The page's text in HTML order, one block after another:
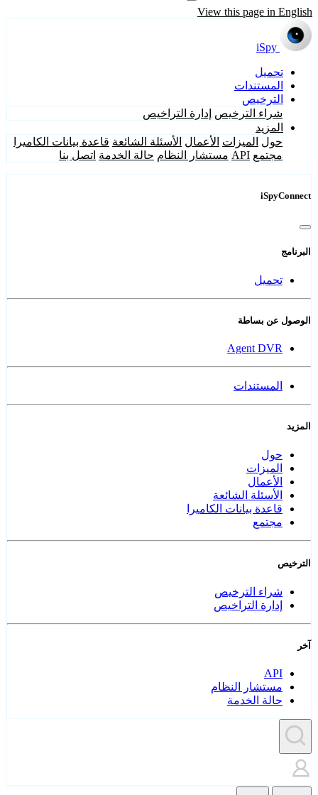
View this page in English
iSpy
تحميل
المستندات
الترخيص
شراء الترخيص إدارة التراخيص
المزيد
حول الميزات الأعمال الأسئلة الشائعة قاعدة بيانات الكاميرا
مجتمع API مستشار النظام حالة الخدمة اتصل بنا
iSpyConnect
البرنامج
تحميل
الوصول عن بساطة
Agent DVR
المستندات
المزيد
حول
الميزات
الأعمال
الأسئلة الشائعة
قاعدة بيانات الكاميرا
مجتمع
الترخيص
شراء الترخيص
إدارة التراخيص
آخر
API
مستشار النظام
حالة الخدمة